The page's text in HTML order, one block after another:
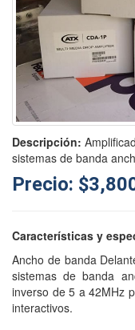
Descripción:
sistemas de banda
Precio:
Características y
Ancho de banda
sistemas de banda
inverso de 5 a 42MHz
interactivos.